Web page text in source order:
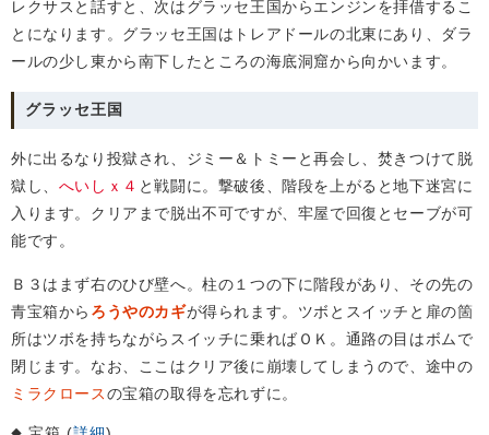
レクサスと話すと、次はグラッセ王国からエンジンを拝借するこ
とになります。グラッセ王国はトレアドールの北東にあり、ダラ
ールの少し東から南下したところの海底洞窟から向かいます。
グラッセ王国
外に出るなり投獄され、ジミー＆トミーと再会し、焚きつけて脱
獄し、 へいしｘ４ と戦闘に。撃破後、階段を上がると地下迷宮に
入ります。クリアまで脱出不可ですが、牢屋で回復とセーブが可
能です。
Ｂ３はまず右のひび壁へ。柱の１つの下に階段があり、その先の
青宝箱から ろうやのカギが得られます。ツボとスイッチと扉の箇
所はツボを持ちながらスイッチに乗ればＯＫ。通路の目はボムで
閉じます。なお、ここはクリア後に崩壊してしまうので、途中の
ミラクロースの宝箱の取得を忘れずに。